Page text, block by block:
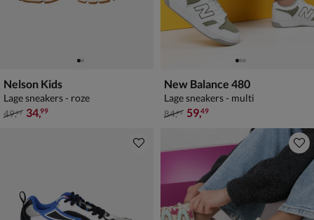
Nelson Kids
Lage sneakers - roze
van € 49,99 voor € 34,99
49,99 34,99
New Balance 480
Lage sneakers - multi
van € 84,99 voor € 59,49
84,99 59,49